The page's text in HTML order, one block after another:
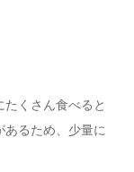
くさん食べると
あるため、少量に